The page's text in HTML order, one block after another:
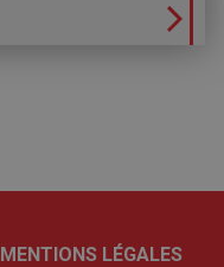
MENTIONS LÉGALES